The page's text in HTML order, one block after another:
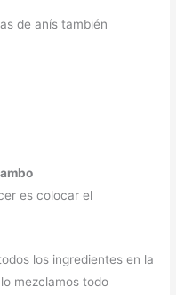
de anís también
es colocar el
los ingredientes en la
mezclamos todo